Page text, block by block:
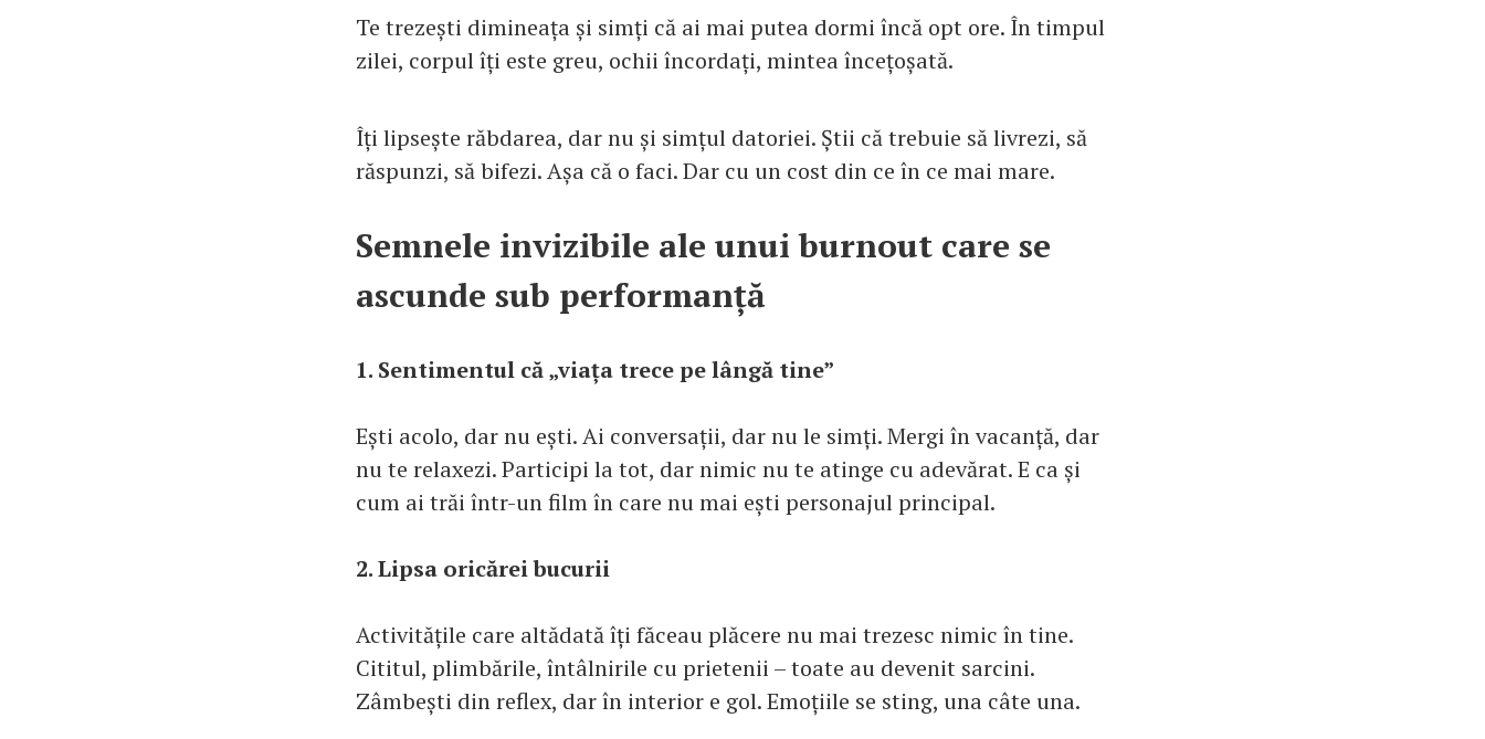
Te trezești dimineața și simți că ai mai putea dormi încă opt ore. În timpul
zilei, corpul îți este greu, ochii încordați, mintea încețoșată.
Îți lipsește răbdarea, dar nu și simțul datoriei. Știi că trebuie să livrezi, să
răspunzi, să bifezi. Așa că o faci. Dar cu un cost din ce în ce mai mare.
Semnele invizibile ale unui burnout care se
ascunde sub performanță
1. Sentimentul că „viața trece pe lângă tine”
Ești acolo, dar nu ești. Ai conversații, dar nu le simți. Mergi în vacanță, dar
nu te relaxezi. Participi la tot, dar nimic nu te atinge cu adevărat. E ca și
cum ai trăi într-un film în care nu mai ești personajul principal.
2. Lipsa oricărei bucurii
Activitățile care altădată îți făceau plăcere nu mai trezesc nimic în tine.
Cititul, plimbările, întâlnirile cu prietenii – toate au devenit sarcini.
Zâmbești din reflex, dar în interior e gol. Emoțiile se sting, una câte una.